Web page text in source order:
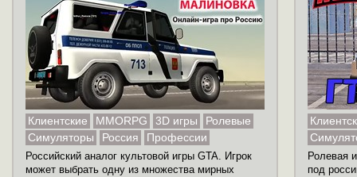
Клиентские MMORPG 3D игры
Ролевые
Симуляторы
Россия Профессии
Российский аналог культовой игры GTA. Игрок
может выбрать одну из множества мирных
Ролевая
под